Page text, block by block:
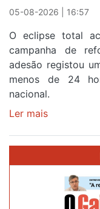
Sintra
primeira
etapa
da
87ª
Volta
05-08-2026 | 16:57
O eclipse total
campanha de
adesão registou
menos de 24
nacional.
Ler mais
eclipse